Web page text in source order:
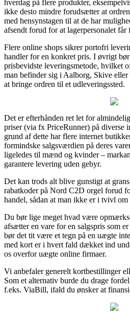
hverdag på flere produkter,
ikke desto mindre forudsætter at
med hensynstagen til at de har
afsendt forud for at lagerpersonalet får
Flere online shops sikrer portofri
handler for en konkret pris. I øvrigt
prisbevidste leveringsmetode, hvilket
man befinder sig i Aalborg, Skive
at bringe ordren til et udleveringssted.
Det er efterhånden ret let for
priser (via fx PriceRunner) på diverse
grund af dette har flere internet
formindske salgsværdien på deres
ligeledes til mænd og kvinder –
garantere levering uden gebyr.
Det kan trods alt blive gunstigt at
rabatkoder på Nord C2D orgel forud
handel, sådan at man ikke er i tvivl om
Du bør lige meget hvad være
afsætter en vare for en salgspris som
bør det tit være et tegn på en uægte
med kort er i hvert fald dækket ind
os overfor uægte online firmaer.
Vi anbefaler generelt kortbestillinger
Som et alternativ burde du drage
f.eks. ViaBill, ifald du ønsker at